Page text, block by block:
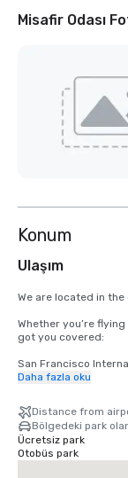
Misafir Odası
Konum
Ulaşım
We are located in
Whether you’re
got you covered:
San Francisco
you from arrival to
Santa Rosa’s
35 minutes from our
retreat.
Daha fazla oku
Distance from
Bölgedeki park
Ücretsiz park
Otobüs park